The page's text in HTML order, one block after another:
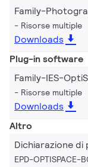
Family-
Risorse multiple
Downloads
Plug-in software
Family-IES-
Risorse multiple
Downloads
Altro
Dichiarazione
EPD-